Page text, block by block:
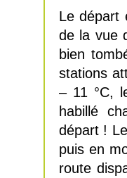
Le départ
de la vue
bien
stations
– 11 °C,
habillé
départ !
puis en
route